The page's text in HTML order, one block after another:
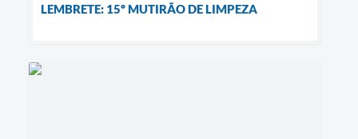
LEMBRETE: 15º MUTIRÃO DE LIMPEZA